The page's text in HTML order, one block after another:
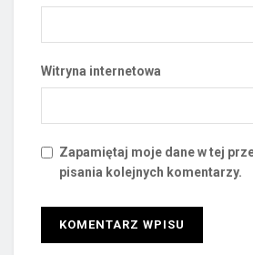
Witryna internetowa
Zapamiętaj moje dane w tej
pisania kolejnych komentarzy.